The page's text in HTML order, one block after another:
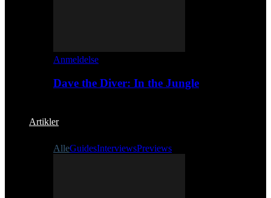
Anmeldelse
Dave the Diver: In the Jungle
Artikler
AlleGuidesInterviewsPreviews